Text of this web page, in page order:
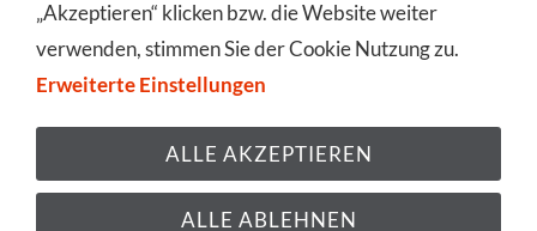
Alle Inhalte © Private Mittelschule und Private
Polytechnische Schule St. Marien
Liniengasse 21, 1060 Wien - Alle Rechte
„Akzeptieren“ klicken bzw. die Website weiter
verwenden, stimmen Sie der Cookie Nutzung zu.
Erweiterte Einstellungen
ALLE AKZEPTIEREN
ALLE ABLEHNEN